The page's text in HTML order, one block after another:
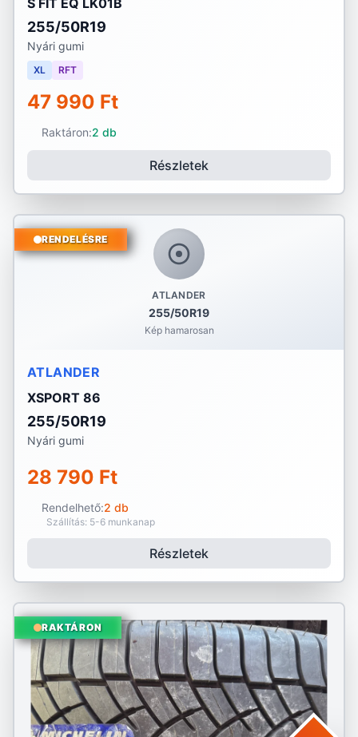
S FIT EQ LK01B
255/50R19
Nyári gumi
XL RFT
47 990 Ft
Raktáron:2 db
Részletek
ATLANDER
255/50R19
Kép hamarosan
RENDELÉSRE
ATLANDER
XSPORT 86
255/50R19
Nyári gumi
28 790 Ft
Rendelhető:2 db
Szállítás: 5-6 munkanap
Részletek
RAKTÁRON